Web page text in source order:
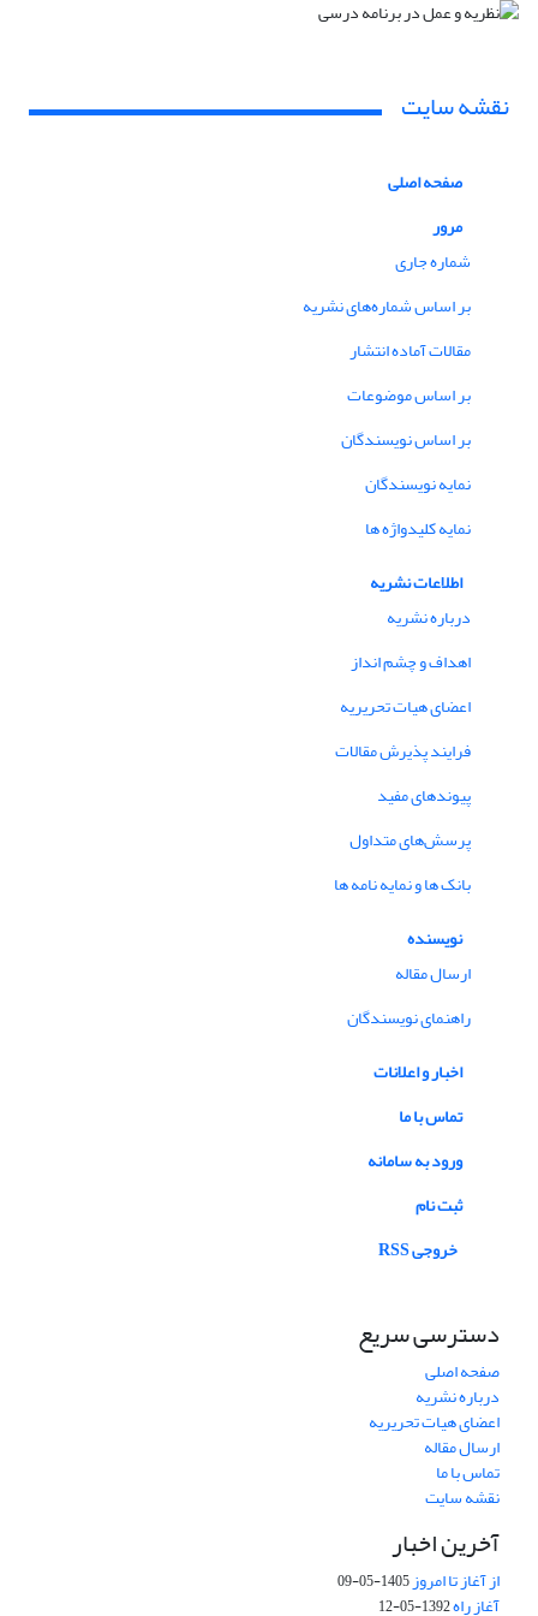
نقشه سایت
صفحه اصلی
مرور
شماره جاری
بر اساس شماره‌های نشریه
مقالات آماده انتشار
بر اساس موضوعات
بر اساس نویسندگان
نمایه نویسندگان
نمایه کلیدواژه ها
اطلاعات نشریه
درباره نشریه
اهداف و چشم انداز
اعضای هیات تحریریه
فرایند پذیرش مقالات
پیوندهای مفید
پرسش‌های متداول
بانک ها و نمایه نامه ها
نویسنده
ارسال مقاله
راهنمای نویسندگان
اخبار و اعلانات
تماس با ما
ورود به سامانه
ثبت نام
خروجی RSS
دسترسی سریع
صفحه اصلی
درباره نشریه
اعضای هیات تحریریه
ارسال مقاله
تماس با ما
نقشه سایت
آخرین اخبار
از آغاز تا امروز1405-05-09
آغاز راه1392-05-12